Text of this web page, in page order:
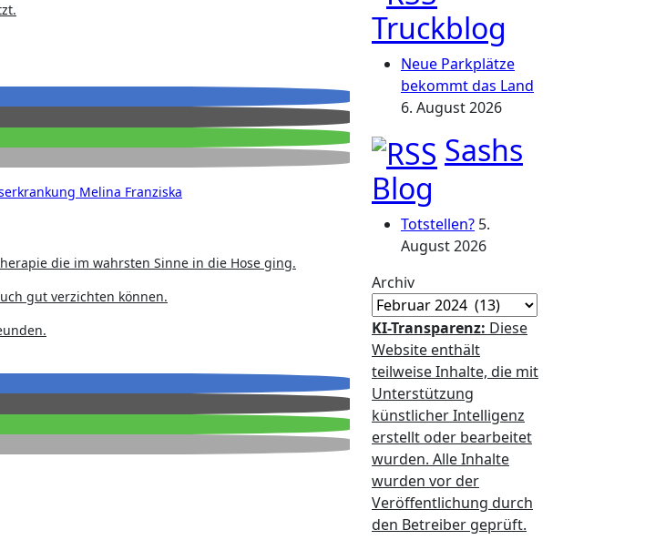
Melina Franziska
die im wahrsten Sinne in die Hose ging.
gut verzichten können.
Truckblog
Neue Parkplätze
bekommt das Land
6. August 2026
Sashs
Blog
Totstellen? 5.
August 2026
Archiv
KI-Transparenz: Diese
Website enthält
teilweise Inhalte, die mit
Unterstützung
künstlicher Intelligenz
erstellt oder bearbeitet
wurden. Alle Inhalte
wurden vor der
Veröffentlichung durch
den Betreiber geprüft.